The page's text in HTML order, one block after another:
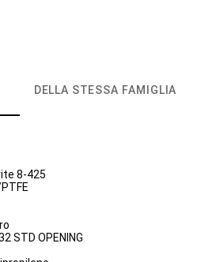
DELLA STESSA FAMIGLIA
8-425
STD OPENING